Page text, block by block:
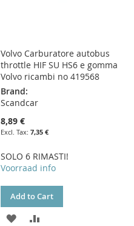
Volvo Carburatore autobus
throttle HIF SU HS6 e gomma
Volvo ricambi no 419568
Brand:
Scandcar
8,89 €
7,35 €
SOLO 6 RIMASTI!
Voorraad info
Add to Cart
ADD